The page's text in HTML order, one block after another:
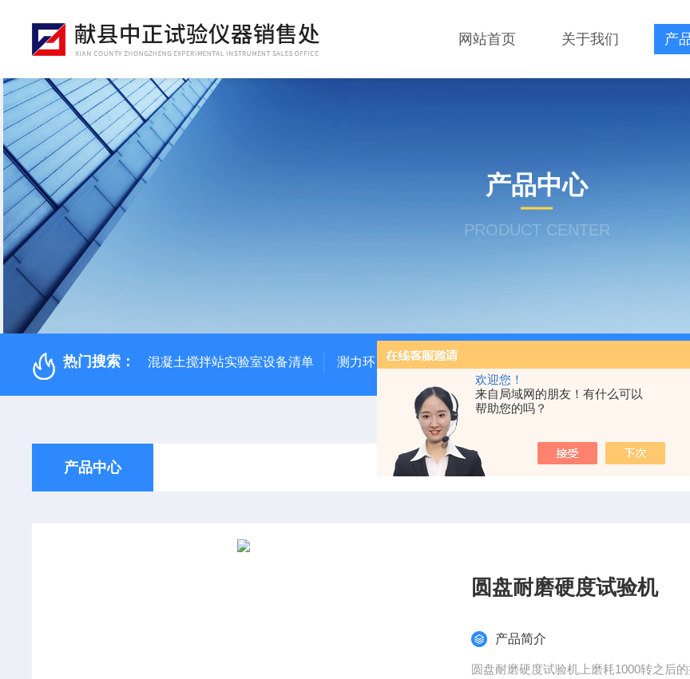
欢迎您！
来自局域网的朋友！有什么可以
帮助您的吗？
网站首页 关于我们 产
产品中心
PRODUCT CENTER
热门搜索： 混凝土搅拌站实验室设备清单 测力环 混凝土抗弯拉弹性模量试验装置
产品中心 当前位置： 首页 产品中心 岩石类
圆盘耐磨硬度试验机
产品简介
圆盘耐磨硬度试验机上磨耗1000转之后